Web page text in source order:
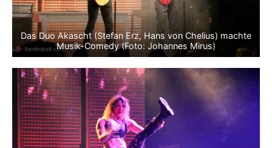
Das Duo Akascht (Stefan Erz, Hans von Chelius) machte
Musik-Comedy (Foto: Johannes Mirus)